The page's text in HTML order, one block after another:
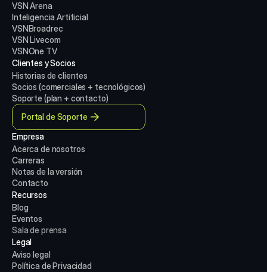
VSN Arena
Inteligencia Artificial
VSNBroadrec
VSN Livecom
VSNOne TV
Clientes y Socios
Historias de clientes
Socios (comerciales + tecnológicos)
Soporte (plan + contacto)
Portal de Soporte
Empresa
Acerca de nosotros
Carreras
Notas de la versión
Contacto
Recursos
Blog
Eventos
Sala de prensa
Legal
Aviso legal
Política de Privacidad